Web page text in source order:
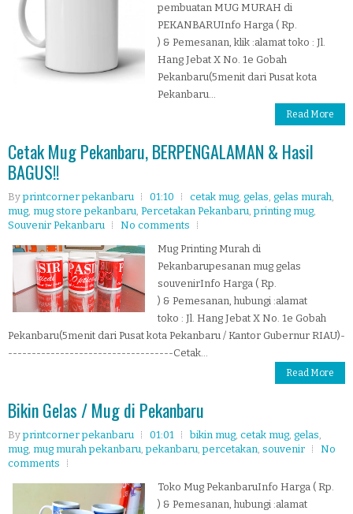
pembuatan MUG MURAH di
PEKANBARUInfo Harga ( Rp.
) & Pemesanan, klik :alamat toko : Jl.
Hang Jebat X No. 1e Gobah
Pekanbaru(5menit dari Pusat kota
Pekanbaru...
Read More
Cetak Mug Pekanbaru, BERPENGALAMAN & Hasil
BAGUS!!
Byprintcorner pekanbaru 01:10 cetak mug gelas gelas murah
mug mug store pekanbaru Percetakan Pekanbaru ,printing mug
Souvenir Pekanbaru
No comments
Mug Printing Murah di
Pekanbarupesanan mug gelas
souvenirInfo Harga ( Rp.
) & Pemesanan, hubungi :alamat
toko : Jl. Hang Jebat X No. 1e Gobah
Pekanbaru(5menit dari Pusat kota Pekanbaru / Kantor Gubernur RIAU)-
-----------------------------------Cetak...
Read More
Bikin Gelas / Mug di Pekanbaru
Byprintcorner pekanbaru 01:01 bikin mug cetak mug gelas
mug mug murah pekanbaru ,pekanbaru ,percetakan souvenir
No
comments
Toko Mug PekanbaruInfo Harga ( Rp.
) & Pemesanan, hubungi :alamat